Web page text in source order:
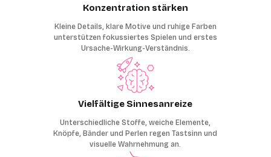
Konzentration stärken
Kleine Details, klare Motive und ruhige Farben
unterstützen fokussiertes Spielen und erstes
Ursache-Wirkung-Verständnis.
Vielfältige Sinnesanreize
Unterschiedliche Stoffe, weiche Elemente,
Knöpfe, Bänder und Perlen regen Tastsinn und
visuelle Wahrnehmung an.